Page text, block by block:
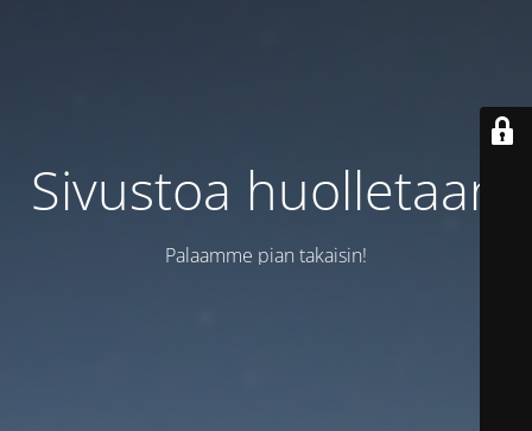
Sivustoa huolletaan
Palaamme pian takaisin!